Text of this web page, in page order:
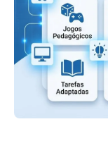
→Texto para
→Textos de
→Mensagem
Rotina para
Decoração
Decoração